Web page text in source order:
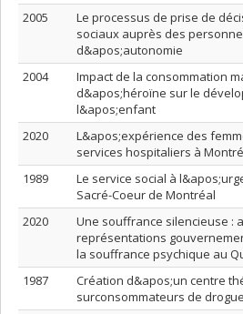
2005
Le processus de prise de
sociaux auprès des
d&apos;autonomie
2004
Impact de la consommation
d&apos;héroïne sur le
l&apos;enfant
2020
L&apos;expérience des
services hospitaliers à
1989
Le service social à
Sacré-Coeur de Montréal
2020
Une souffrance silencieuse :
représentations
la souffrance psychique au
1987
Création d&apos;un centre
surconsommateurs de